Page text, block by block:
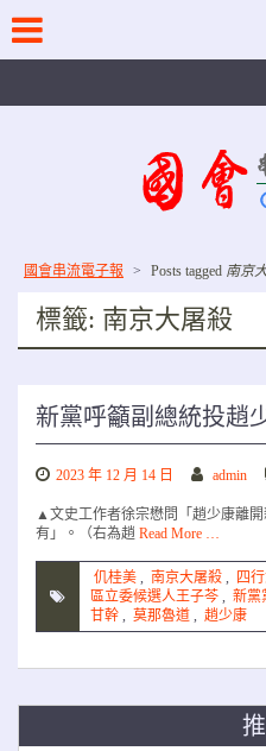
content
國會串流電子報 > Posts tagged 南京
標籤: 南京大屠殺
新黨呼籲副總統投趙
2023 年 12 月 14 日 admin
▲文史工作者徐宗懋問「趙少康離
有」。（右為趙 Read More …
仉桂美 , 南京大屠殺 , 四
區立委候選人王子芩 , 新黨
甘幹 , 莫那魯道 , 趙少康